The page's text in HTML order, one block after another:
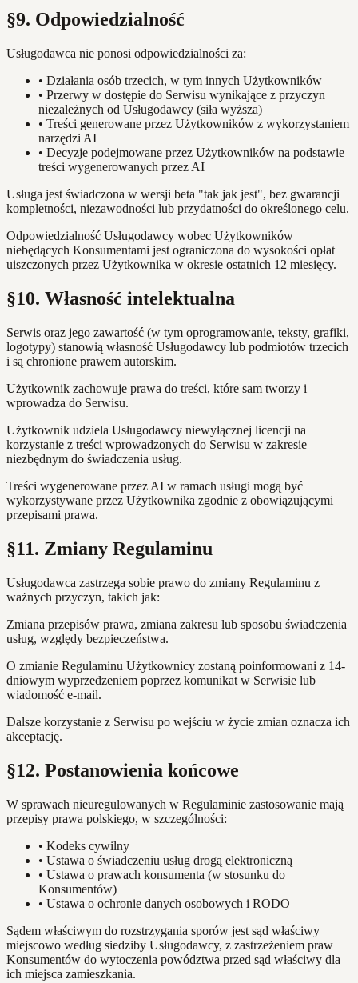
§9. Odpowiedzialność
Usługodawca nie ponosi odpowiedzialności za:
• Działania osób trzecich, w tym innych Użytkowników
• Przerwy w dostępie do Serwisu wynikające z przyczyn
niezależnych od Usługodawcy (siła wyższa)
• Treści generowane przez Użytkowników z wykorzystaniem
narzędzi AI
• Decyzje podejmowane przez Użytkowników na podstawie
treści wygenerowanych przez AI
Usługa jest świadczona w wersji beta "tak jak jest", bez gwarancji
kompletności, niezawodności lub przydatności do określonego celu.
Odpowiedzialność Usługodawcy wobec Użytkowników
niebędących Konsumentami jest ograniczona do wysokości opłat
uiszczonych przez Użytkownika w okresie ostatnich 12 miesięcy.
§10. Własność intelektualna
Serwis oraz jego zawartość (w tym oprogramowanie, teksty, grafiki,
logotypy) stanowią własność Usługodawcy lub podmiotów trzecich
i są chronione prawem autorskim.
Użytkownik zachowuje prawa do treści, które sam tworzy i
wprowadza do Serwisu.
Użytkownik udziela Usługodawcy niewyłącznej licencji na
korzystanie z treści wprowadzonych do Serwisu w zakresie
niezbędnym do świadczenia usług.
Treści wygenerowane przez AI w ramach usługi mogą być
wykorzystywane przez Użytkownika zgodnie z obowiązującymi
przepisami prawa.
§11. Zmiany Regulaminu
Usługodawca zastrzega sobie prawo do zmiany Regulaminu z
ważnych przyczyn, takich jak:
Zmiana przepisów prawa, zmiana zakresu lub sposobu świadczenia
usług, względy bezpieczeństwa.
O zmianie Regulaminu Użytkownicy zostaną poinformowani z 14-
dniowym wyprzedzeniem poprzez komunikat w Serwisie lub
wiadomość e-mail.
Dalsze korzystanie z Serwisu po wejściu w życie zmian oznacza ich
akceptację.
§12. Postanowienia końcowe
W sprawach nieuregulowanych w Regulaminie zastosowanie mają
przepisy prawa polskiego, w szczególności:
• Kodeks cywilny
• Ustawa o świadczeniu usług drogą elektroniczną
• Ustawa o prawach konsumenta (w stosunku do
Konsumentów)
• Ustawa o ochronie danych osobowych i RODO
Sądem właściwym do rozstrzygania sporów jest sąd właściwy
miejscowo według siedziby Usługodawcy, z zastrzeżeniem praw
Konsumentów do wytoczenia powództwa przed sąd właściwy dla
ich miejsca zamieszkania.